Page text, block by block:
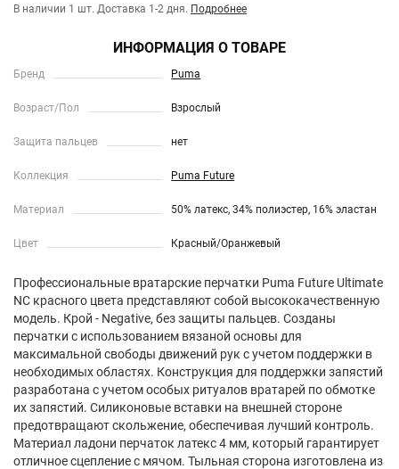
В наличии 1 шт. Доставка 1-2 дня. Подробнее
ИНФОРМАЦИЯ О ТОВАРЕ
Бренд Puma
Возраст/Пол Взрослый
Защита пальцев нет
Коллекция Puma Future
Материал 50% латекс, 34% полиэстер, 16% эластан
Цвет Красный/Оранжевый
Профессиональные вратарские перчатки Puma Future Ultimate
NC красного цвета представляют собой высококачественную
модель. Крой - Negative, без защиты пальцев. Созданы
перчатки с использованием вязаной основы для
максимальной свободы движений рук с учетом поддержки в
необходимых областях. Конструкция для поддержки запястий
разработана с учетом особых ритуалов вратарей по обмотке
их запястий. Силиконовые вставки на внешней стороне
предотвращают скольжение, обеспечивая лучший контроль.
Материал ладони перчаток латекс 4 мм, который гарантирует
отличное сцепление с мячом. Тыльная сторона изготовлена из